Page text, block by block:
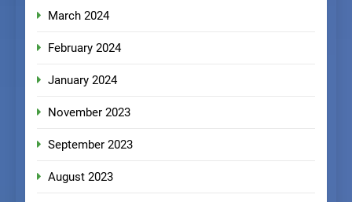
March 2024
February 2024
January 2024
November 2023
September 2023
August 2023